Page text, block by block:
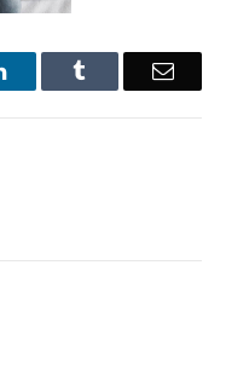
LinkedIn Email